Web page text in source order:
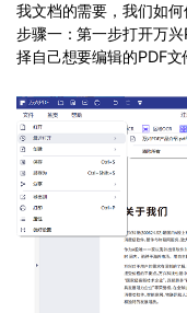
我文档的需要，我们如
步骤一：第一步打开万
择自己想要编辑的PDF文